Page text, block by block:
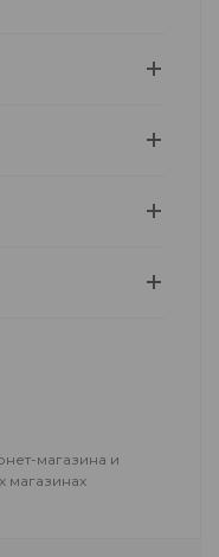
магазина и
магазинах